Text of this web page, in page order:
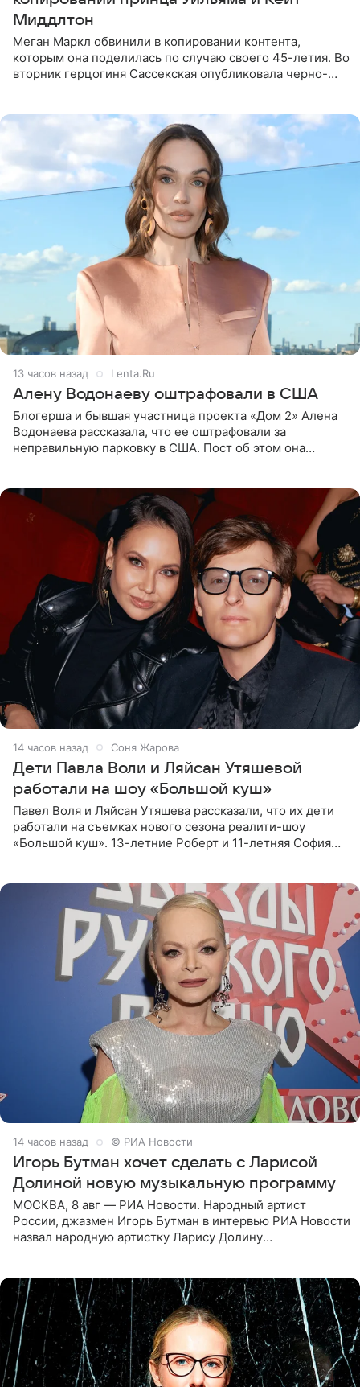
Миддлтон
Меган Маркл обвинили в копировании контента,
которым она поделилась по случаю своего 45-летия. Во
вторник герцогиня Сассекская опубликовала черно-
13 часов назад Lenta.Ru
Алену Водонаеву оштрафовали в США
Блогерша и бывшая участница проекта «Дом 2» Алена
Водонаева рассказала, что ее оштрафовали за
неправильную парковку в США. Пост об этом она
14 часов назад Соня Жарова
Дети Павла Воли и Ляйсан Утяшевой
работали на шоу «Большой куш»
Павел Воля и Ляйсан Утяшева рассказали, что их дети
работали на съемках нового сезона реалити-шоу
«Большой куш». 13-летние Роберт и 11-летняя София
14 часов назад © РИА Новости
Игорь Бутман хочет сделать с Ларисой
Долиной новую музыкальную программу
МОСКВА, 8 авг — РИА Новости. Народный артист
России, джазмен Игорь Бутман в интервью РИА Новости
назвал народную артистку Ларису Долину